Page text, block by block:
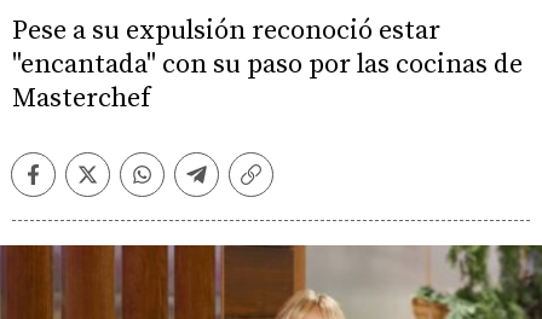
Pese a su expulsión reconoció estar
"encantada" con su paso por las cocinas de
Masterchef
FacebookTwitterWhatsappTelegramCopiar